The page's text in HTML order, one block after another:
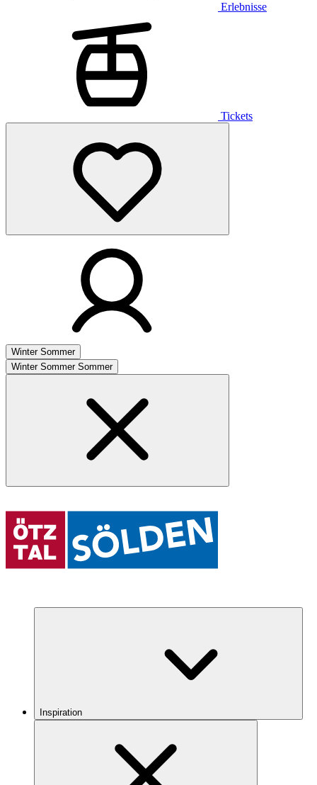
Erlebnisse
Tickets
Winter Sommer
Winter Sommer Sommer
Inspiration